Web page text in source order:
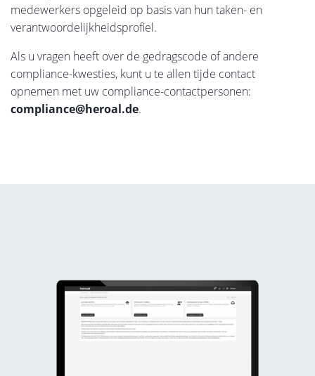
medewerkers opgeleid op basis van hun taken- en
verantwoordelijkheidsprofiel.
Als u vragen heeft over de gedragscode of andere
compliance-kwesties, kunt u te allen tijde contact
opnemen met uw compliance-contactpersonen:
compliance@heroal.de.